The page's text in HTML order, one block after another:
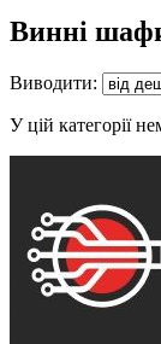
Винні
Виводити:
У цій категорії